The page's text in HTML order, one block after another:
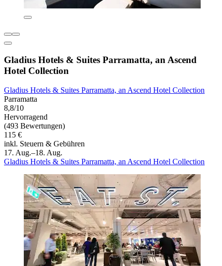
Gladius Hotels & Suites Parramatta, an Ascend
Hotel Collection
Gladius Hotels & Suites Parramatta, an Ascend Hotel Collection
Parramatta
8,8/10
Hervorragend
(493 Bewertungen)
115 €
inkl. Steuern & Gebühren
17. Aug.–18. Aug.
Gladius Hotels & Suites Parramatta, an Ascend Hotel Collection